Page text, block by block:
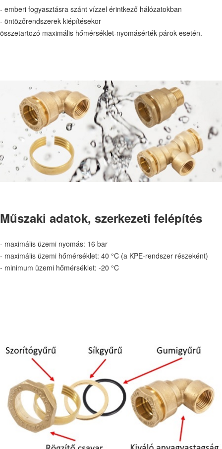
- emberi fogyasztásra szánt vízzel érintkező hálózatokban
- öntözőrendszerek kiépítésekor
összetartozó maximális hőmérséklet-nyomásérték párok esetén.
Műszaki adatok, szerkezeti felépítés
- maximális üzemi nyomás: 16 bar
- maximális üzemi hőmérséklet: 40 °C (a KPE-rendszer részeként)
- minimum üzemi hőmérséklet: -20 °C